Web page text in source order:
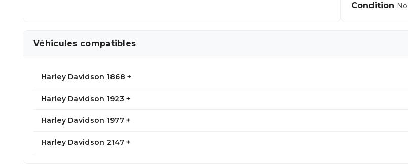
Condition
Véhicules compatibles
Harley Davidson 1868 +
Harley Davidson 1923 +
Harley Davidson 1977 +
Harley Davidson 2147 +